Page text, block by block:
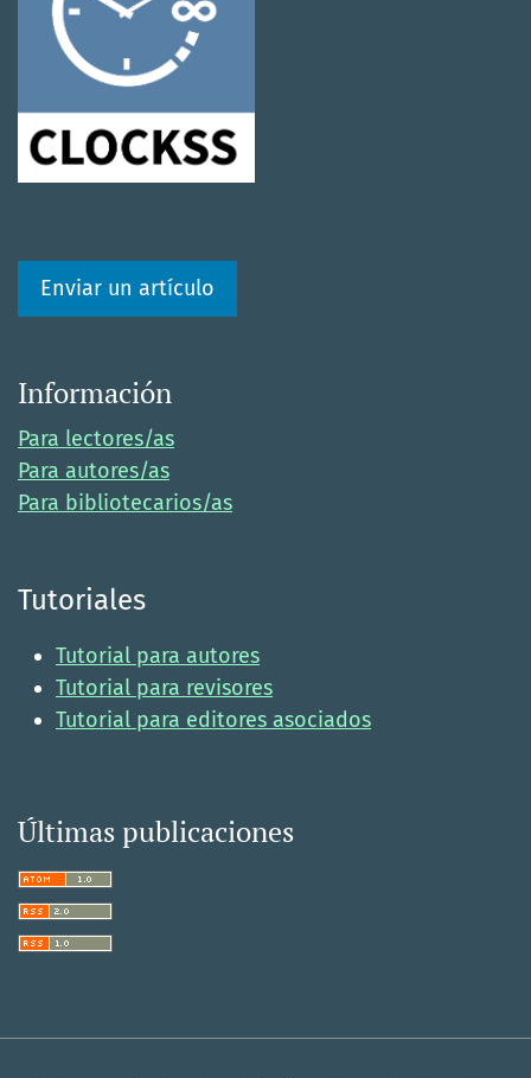
Enviar un artículo
Información
Para lectores/as
Para autores/as
Para bibliotecarios/as
Tutoriales
Tutorial para autores
Tutorial para revisores
Tutorial para editores asociados
Últimas publicaciones